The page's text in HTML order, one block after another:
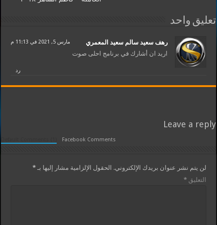
تعليق واحد
رهف سعيد سالم سعيد المعمري مارس 5, 2021 في 11:13 م
اريد ان أشارك في برنامج احلى صوت
رد
Leave a reply
Facebook Comments
لن يتم نشر عنوان بريدك الإلكتروني. الحقول الإلزامية مشار إليها بـ*
التعليق*